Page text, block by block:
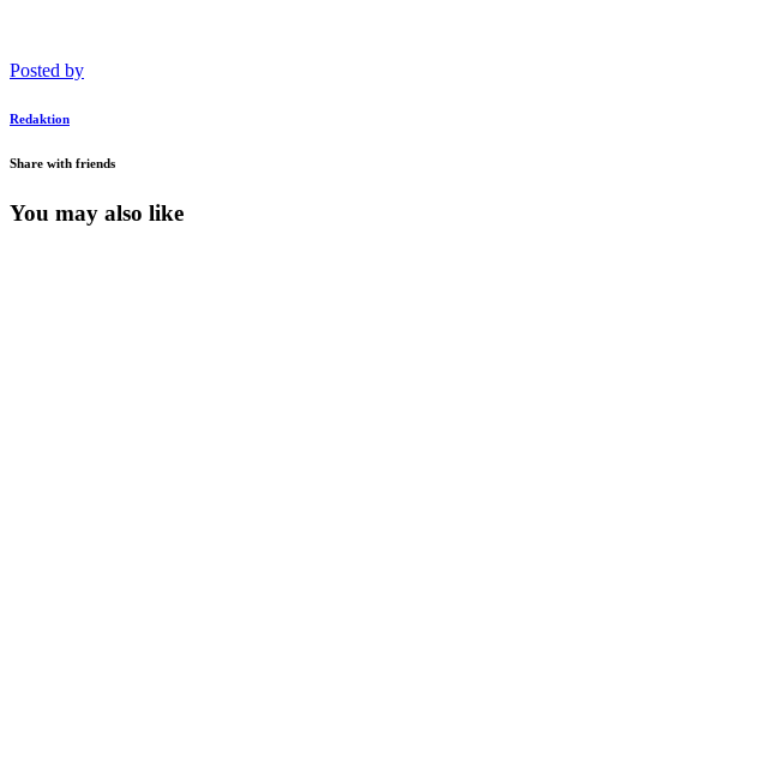
Posted by
Redaktion
Share with friends
You may also like